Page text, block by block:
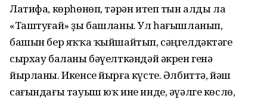
Латифа, көрһөнөп, тәрән итеп тын алды ла
«Таштуғай» ҙы башланы. Ул һағышланып,
башын бер яҡҡа ҡыйшайтып, сәңгелдәктәге
сырхау баланы бәүелткәндәй әкрен генә
йырланы. Икенсе йырға күсте. Әлбиттә, йәш
сағындағы тауыш юҡ ине инде, әүәлге көслө,